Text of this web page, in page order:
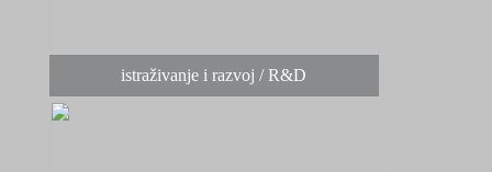
istraživanje i razvoj / R&D